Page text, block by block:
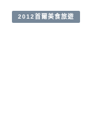
2012首爾美食旅遊